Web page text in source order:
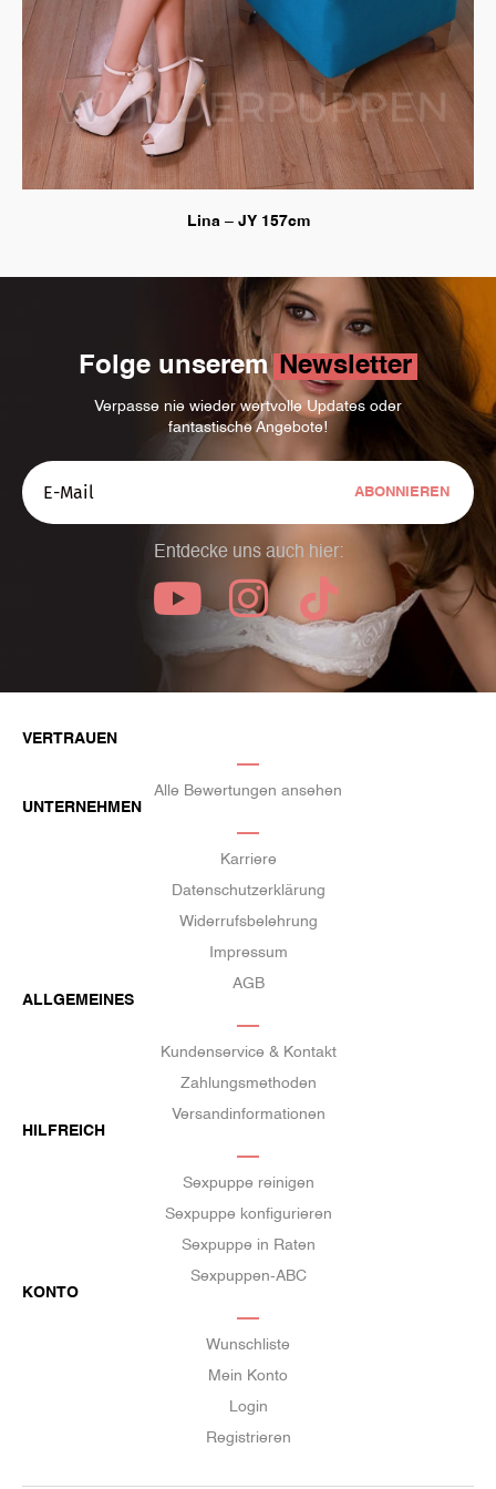
Lina – JY 157cm
Folge unserem Newsletter
Verpasse nie wieder wertvolle Updates oder
fantastische Angebote!
ABONNIEREN
Entdecke uns auch hier:
VERTRAUEN
Alle Bewertungen ansehen
UNTERNEHMEN
Karriere
Datenschutzerklärung
Widerrufsbelehrung
Impressum
AGB
ALLGEMEINES
Kundenservice & Kontakt
Zahlungsmethoden
Versandinformationen
HILFREICH
Sexpuppe reinigen
Sexpuppe konfigurieren
Sexpuppe in Raten
Sexpuppen-ABC
KONTO
Wunschliste
Mein Konto
Login
Registrieren